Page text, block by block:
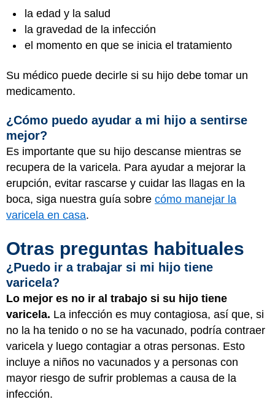
la edad y la salud
la gravedad de la infección
el momento en que se inicia el tratamiento
Su médico puede decirle si su hijo debe tomar un
medicamento.
¿Cómo puedo ayudar a mi hijo a sentirse
mejor?
Es importante que su hijo descanse mientras se
recupera de la varicela. Para ayudar a mejorar la
erupción, evitar rascarse y cuidar las llagas en la
boca, siga nuestra guía sobre cómo manejar la
varicela en casa.
Otras preguntas habituales
¿Puedo ir a trabajar si mi hijo tiene
varicela?
Lo mejor es no ir al trabajo si su hijo tiene
varicela. La infección es muy contagiosa, así que, si
no la ha tenido o no se ha vacunado, podría contraer
varicela y luego contagiar a otras personas. Esto
incluye a niños no vacunados y a personas con
mayor riesgo de sufrir problemas a causa de la
infección.